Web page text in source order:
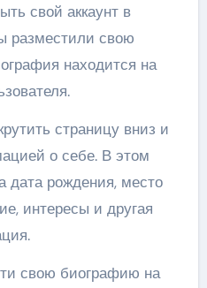
свой аккаунт в
разместили свою
находится на
страницу вниз и
о себе. В этом
дата рождения, место
интересы и другая
свою биографию на